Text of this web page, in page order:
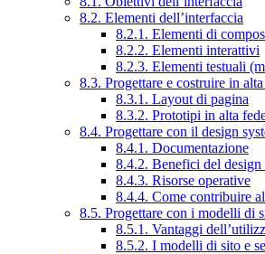
8.2. Elementi dell’interfaccia
8.2.1. Elementi di
8.2.2. Elementi interattivi
8.2.3. Elementi testuali
8.3. Progettare e costruire in
8.3.1. Layout di pagina
8.3.2. Prototipi in alta
8.4. Progettare con il design
8.4.1. Documentazione
8.4.2. Benefici del design
8.4.3. Risorse operative
8.4.4. Come contribuire
8.5. Progettare con i modelli di
8.5.1. Vantaggi
8.5.2. I modelli di sito e